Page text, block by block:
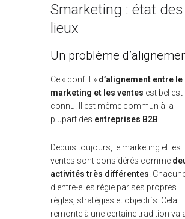
Smarketing : état des
lieux
Un problème
Ce « conflit » d’alignement entre le
marketing et les ventes est bel est
connu. Il est même commun à la
plupart des entreprises B2B
Depuis toujours, le marketing et les
ventes sont considérés comme
activités très différentes .
d'entre-elles régie par ses propres
règles, stratégies et objectifs. Cela
remonte à une certaine tradition